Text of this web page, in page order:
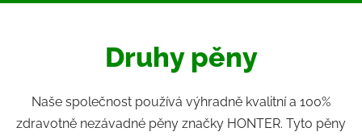
Druhy pěny
Naše společnost používá výhradně kvalitní a 100%
zdravotně nezávadné pěny značky HONTER. Tyto pěny